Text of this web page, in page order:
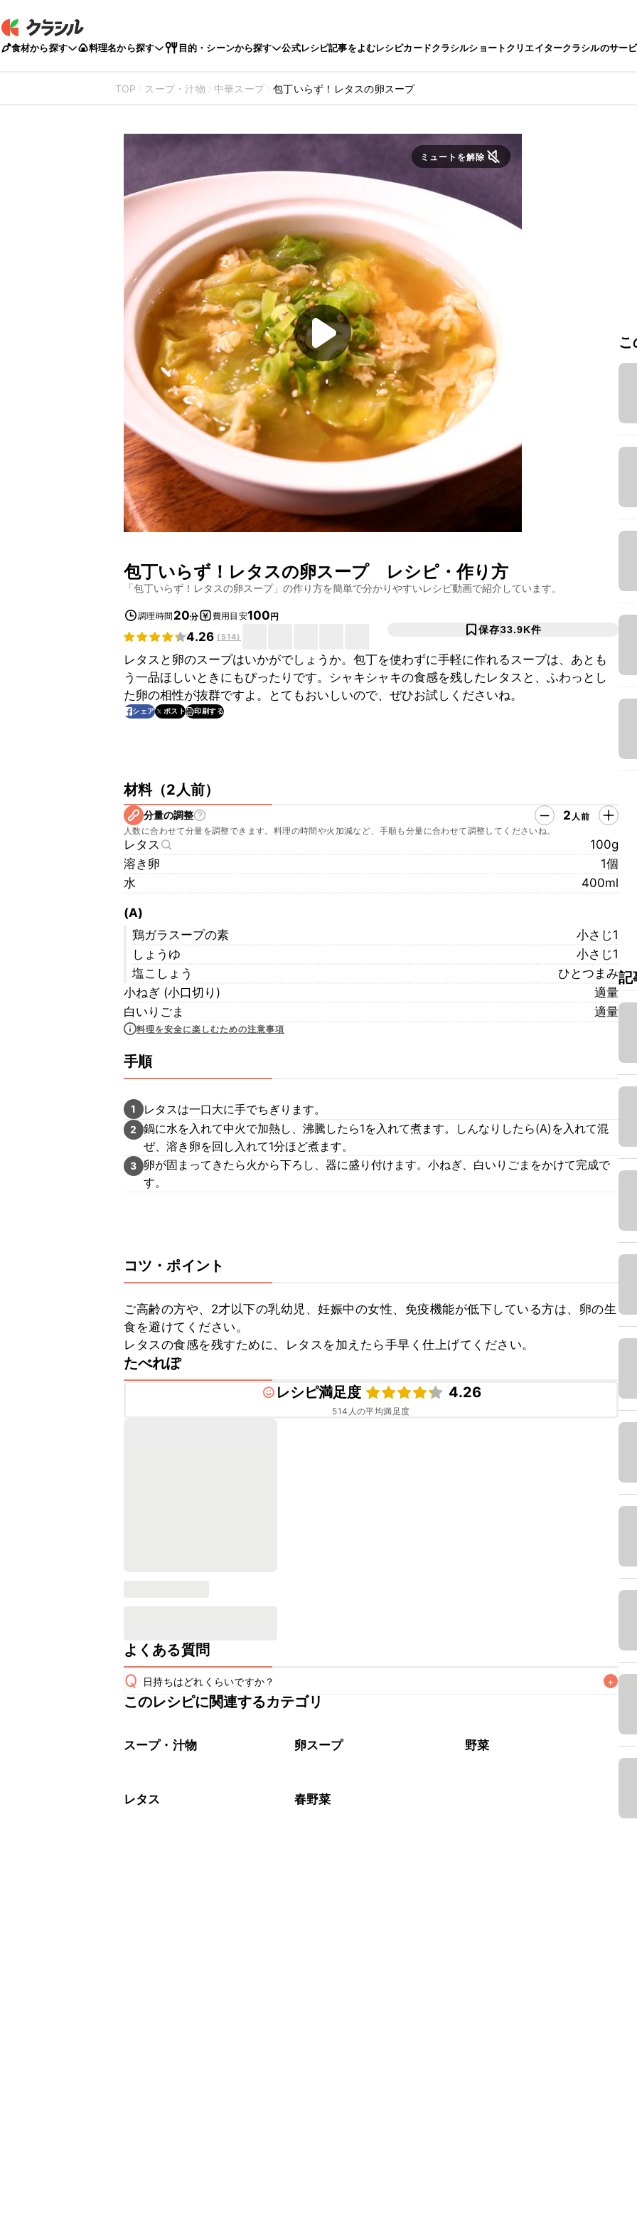
食材から探す 料理名から探す 目的・シーンから探す 公式レシピ記事をよむレシピカードクラシルショートクリエイタークラシルのサー
TOP スープ・汁物 中華スープ 包丁いらず！レタスの卵スープ
ミュートを解除
包丁いらず！レタスの卵スープレシピ・作り方
「包丁いらず！レタスの卵スープ」の作り方を簡単で分かりやすいレシピ動画で紹介しています。
調理時間 20分 費用目安100円
4.26 ( 514)
保存33.9K件
レタスと卵のスープはいかがでしょうか。包丁を使わずに手軽に作れるスープは、あとも
う一品ほしいときにもぴったりです。シャキシャキの食感を残したレタスと、ふわっとし
た卵の相性が抜群ですよ。とてもおいしいので、ぜひお試しくださいね。
シェア ポスト 印刷する
材料（2人前）
分量の調整 2 人前
人数に合わせて分量を調整できます。料理の時間や火加減など、手順も分量に合わせて調整してくださいね。
レタス
100g
溶き卵
1個
水
400ml
(A)
鶏ガラスープの素
小さじ1
しょうゆ
小さじ1
塩こしょう
ひとつまみ
小ねぎ (小口切り)
適量
白いりごま
適量
料理を安全に楽しむための注意事項
手順
1 レタスは一口大に手でちぎります。
2
鍋に水を入れて中火で加熱し、沸騰したら1を入れて煮ます。しんなりしたら(A)を入れて混
ぜ、溶き卵を回し入れて1分ほど煮ます。
3
卵が固まってきたら火から下ろし、器に盛り付けます。小ねぎ、白いりごまをかけて完成で
す。
コツ・ポイント
ご高齢の方や、2才以下の乳幼児、妊娠中の女性、免疫機能が低下している方は、卵の生
食を避けてください。
レタスの食感を残すために、レタスを加えたら手早く仕上げてください。
たべれぽ
レシピ満足度
4.26
514 人の平均満足度
よくある質問
Q 日持ちはどれくらいですか？ +
保存期間は冷蔵で翌日中が目安です。なるべくお早めにお召し上がりください。
※日持ちは目安です。
このレシピに関連するカテゴリ
スープ・汁物 卵スープ 野菜
レタス 春野菜
記